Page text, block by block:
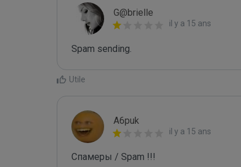
G@brielle
il y a 15 ans
Spam sending.
Utile
A6puk
il y a 15 ans
Спамеры / Spam !!!